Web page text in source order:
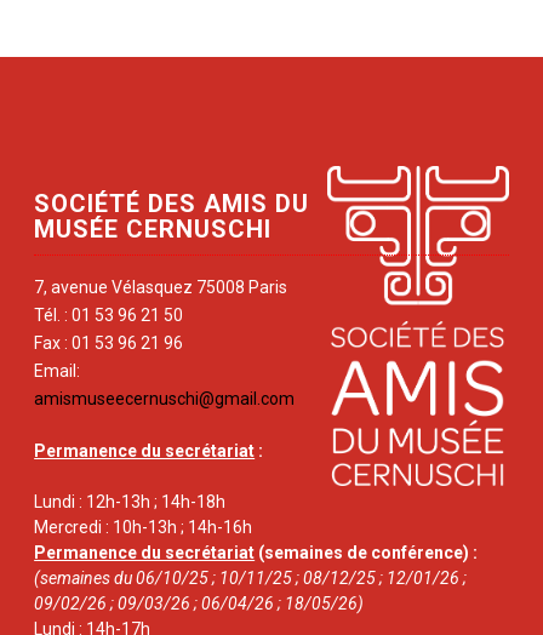
SOCIÉTÉ DES AMIS DU
MUSÉE CERNUSCHI
7, avenue Vélasquez 75008 Paris
Tél. : 01 53 96 21 50
Fax : 01 53 96 21 96
Email:
amismuseecernuschi@gmail.com
Permanence du secrétariat :
Lundi : 12h-13h ; 14h-18h
Mercredi : 10h-13h ; 14h-16h
Permanence du secrétariat (semaines de conférence) :
(semaines du 06/10/25 ; 10/11/25 ; 08/12/25 ; 12/01/26 ;
09/02/26 ; 09/03/26 ; 06/04/26 ; 18/05/26)
Lundi : 14h-17h